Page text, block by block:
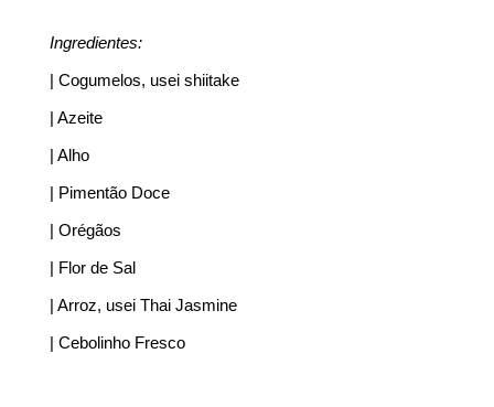
Ingredientes:
| Cogumelos, usei shiitake
| Azeite
| Alho
| Pimentão Doce
| Orégãos
| Flor de Sal
| Arroz, usei Thai Jasmine
| Cebolinho Fresco